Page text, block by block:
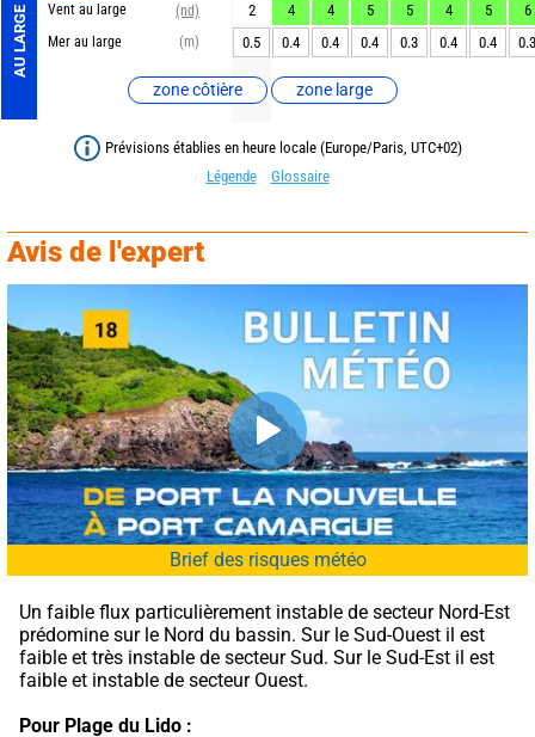
AU LARGE Vent au large
(nd)
Mer au large
(m)
zone côtière zone large
2 4 4 5 5 4 5
6
0.5
0.4 0.4 0.4 0.3 0.4 0.4 0.3
Prévisions établies en heure locale (Europe/Paris, UTC+02)
Légende
Glossaire
Avis de l'expert
Brief des risques météo
Un faible flux particulièrement instable de secteur Nord-Est
prédomine sur le Nord du bassin. Sur le Sud-Ouest il est
faible et très instable de secteur Sud. Sur le Sud-Est il est
faible et instable de secteur Ouest.
Pour Plage du Lido :